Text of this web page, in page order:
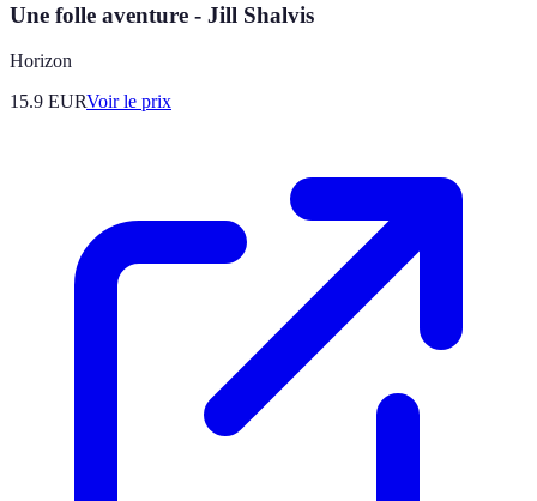
Une folle aventure - Jill Shalvis
Horizon
15.9 EURVoir le prix